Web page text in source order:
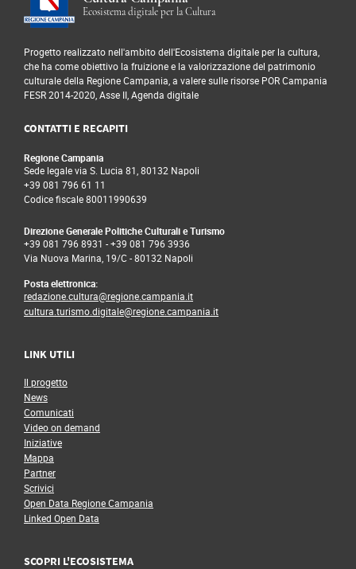
Ecosistema digitale per la Cultura
Progetto realizzato nell'ambito dell'Ecosistema digitale per la cultura,
che ha come obiettivo la fruizione e la valorizzazione del patrimonio
culturale della Regione Campania, a valere sulle risorse POR Campania
FESR 2014-2020, Asse II, Agenda digitale
CONTATTI E RECAPITI
Regione Campania
Sede legale via S. Lucia 81, 80132 Napoli
+39 081 796 61 11
Codice fiscale 80011990639
Direzione Generale Politiche Culturali e Turismo
+39 081 796 8931 -+39 081 796 3936
Via Nuova Marina, 19/C - 80132 Napoli
Posta elettronica:
redazione.cultura@regione.campania.it
cultura.turismo.digitale@regione.campania.it
LINK UTILI
Il progetto
News
Comunicati
Video on demand
Iniziative
Mappa
Partner
Scrivici
Open Data Regione Campania
Linked Open Data
SCOPRI L'ECOSISTEMA